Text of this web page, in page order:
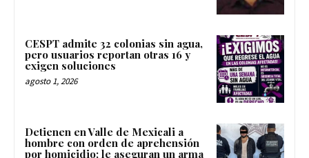
CESPT admite 32 colonias sin agua,
pero usuarios reportan otras 16 y
exigen soluciones
agosto 1, 2026
Detienen en Valle de Mexicali a
hombre con orden de aprehensión
por homicidio; le aseguran un arma